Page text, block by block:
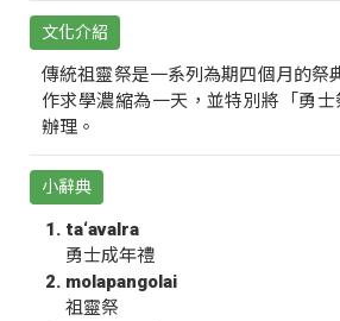
文化介紹
傳統祖靈祭是一系列為期四個月的祭
作求學濃縮為一天，並特別將「勇士
辦理。
小辭典
ta‘avalra
勇士成年禮
molapangolai
祖靈祭